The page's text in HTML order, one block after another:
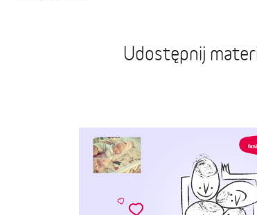
Udostępnij